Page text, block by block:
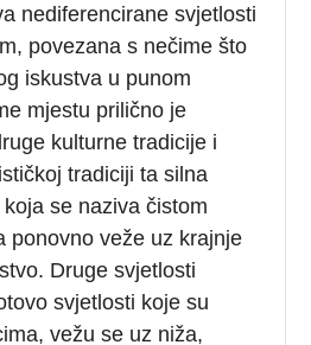
nediferencirane svjetlosti
povezana s nečime što
iskustva u punom
mjestu prilično je
kulturne tradicije i
tradiciji ta silna
se naziva čistom
ponovno veže uz krajnje
Druge svjetlosti
svjetlosti koje su
vežu se uz niža,